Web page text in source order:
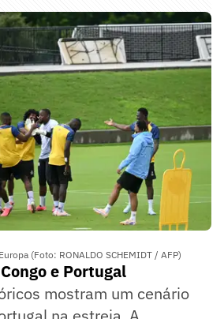
(Foto: RONALDO SCHEMIDT / AFP)
e Portugal
mostram um cenário